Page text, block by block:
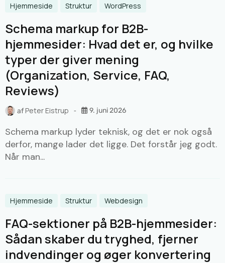
Hjemmeside Struktur WordPress
Schema markup for B2B-
hjemmesider: Hvad det er, og hvilke
typer der giver mening
(Organization, Service, FAQ,
Reviews)
afPeter Eistrup 9. juni 2026
Schema markup lyder teknisk, og det er nok også
derfor, mange lader det ligge. Det forstår jeg godt.
Når man...
Hjemmeside Struktur Webdesign
FAQ-sektioner på B2B-hjemmesider:
Sådan skaber du tryghed, fjerner
indvendinger og øger konvertering